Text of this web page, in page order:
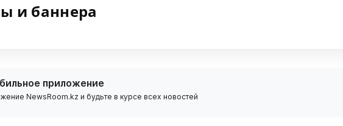
и баннера
приложение
NewsRoom.kz и будьте в курсе всех новостей